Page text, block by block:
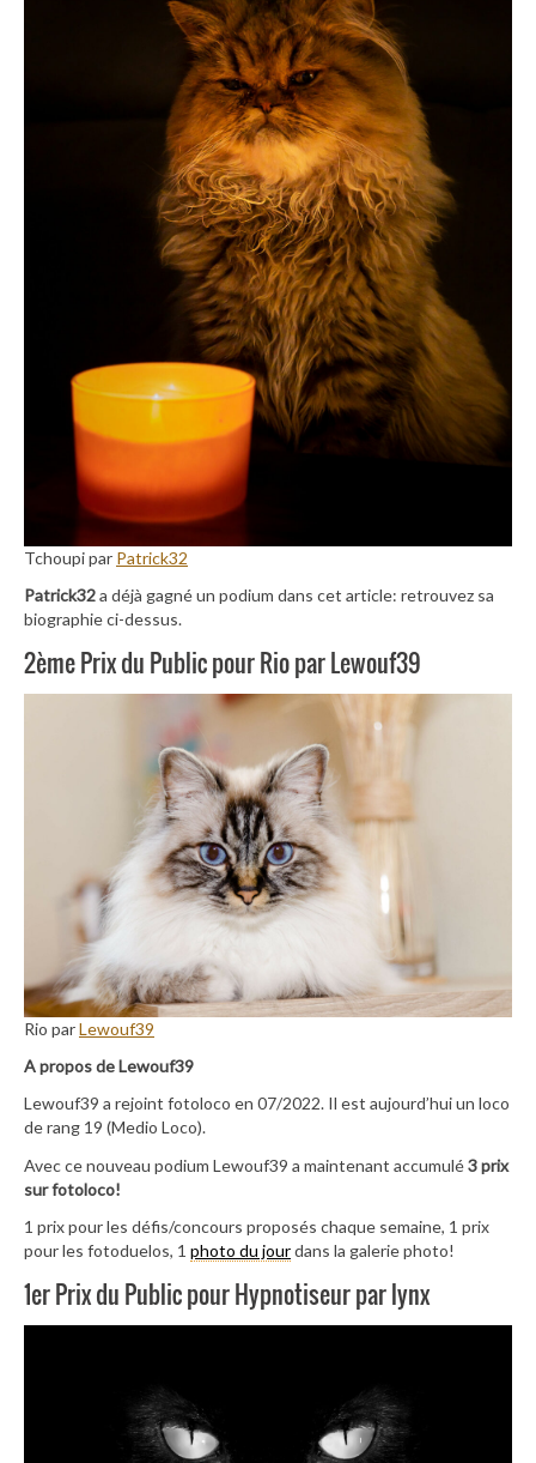
Tchoupi par Patrick32
Patrick32a déjà gagné un podium dans cet article: retrouvez sa
biographie ci-dessus.
2ème Prix du Public pour Rio par Lewouf39
Rio parLewouf39
A propos de Lewouf39
Lewouf39 a rejoint fotoloco en 07/2022. Il est aujourd’hui un loco
de rang 19 (Medio Loco).
Avec ce nouveau podium Lewouf39 a maintenant accumulé3 prix
sur fotoloco!
1 prix pour les défis/concours proposés chaque semaine, 1 prix
pour les fotoduelos, 1 photo du jourdans la galerie photo!
1er Prix du Public pour Hypnotiseur par lynx